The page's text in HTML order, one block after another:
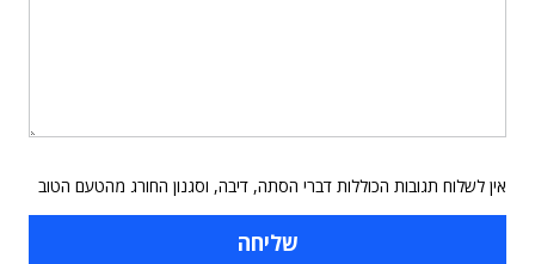
אין לשלוח תגובות הכוללות דברי הסתה, דיבה, וסגנון החורג מהטעם הטוב